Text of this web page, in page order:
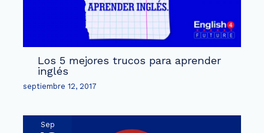
Los 5 mejores trucos para aprender
inglés
septiembre 12, 2017
Sep